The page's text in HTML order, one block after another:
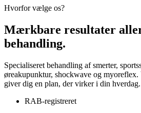
Hvorfor vælge os?
Mærkbare resultater
behandling.
Specialiseret behandling af smerter,
øreakupunktur, shockwave og
giver dig en plan, der virker i din hverdag.
RAB-registreret